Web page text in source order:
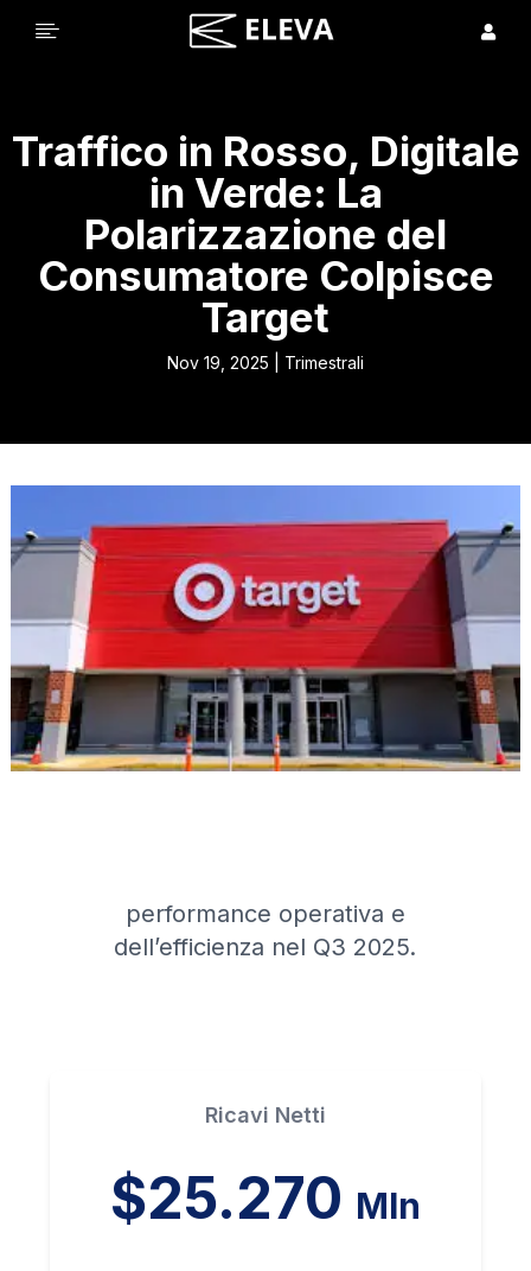
 
Traffico in Rosso, Digitale
in Verde: La
Polarizzazione del
Consumatore Colpisce
Target
Nov 19, 2025 Trimestrali
performance operativa e
dell’efficienza nel Q3 2025.
Ricavi Netti
$25.270 Mln